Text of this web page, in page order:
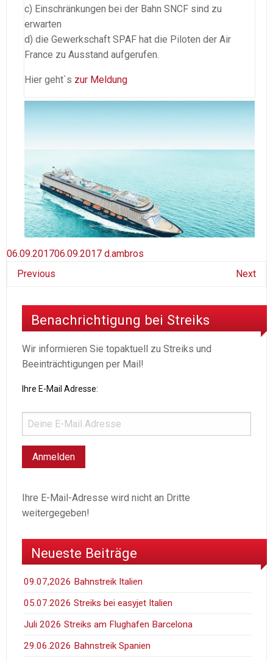
c) Einschränkungen bei der Bahn SNCF sind zu
erwarten
d) die Gewerkschaft SPAF hat die Piloten der Air
France zu Ausstand aufgerufen.
Hier geht`s zur Meldung
06.09.201706.09.2017 d.ambros
Previous
Next
Benachrichtigung bei Streiks
Wir informieren Sie topaktuell zu Streiks und
Beeinträchtigungen per Mail!
Ihre E-Mail Adresse:
Ihre E-Mail-Adresse wird nicht an Dritte
weitergegeben!
Neueste Beiträge
09.07,2026 Bahnstreik Italien
05.07.2026 Streiks bei easyjet Italien
Juli 2026 Streiks am Flughafen Barcelona
29.06.2026 Bahnstreik Spanien